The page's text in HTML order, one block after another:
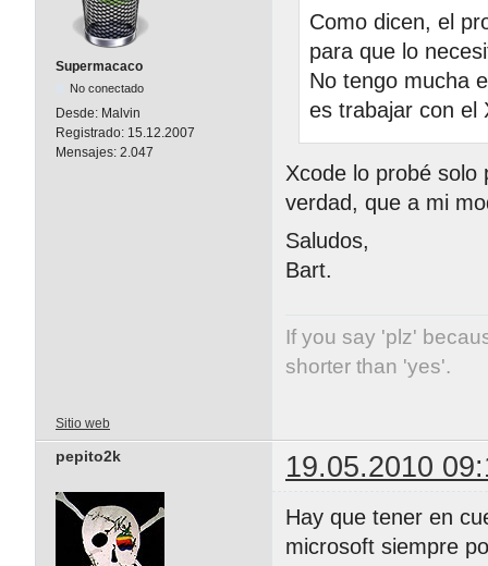
Supermacaco
No conectado
Desde: Malvin
Registrado: 15.12.2007
Mensajes: 2.047
Como dicen, el
para que lo
No tengo mucha
es trabajar con el
Xcode lo probé solo
verdad, que a mi
Saludos,
Bart.
If you say 'plz'
shorter than 'yes'.
Sitio web
pepito2k 19.05.2010
Hay que tener en
microsoft siempre